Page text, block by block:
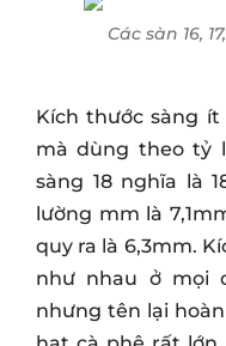
Các sàn 16,
Kích thước sàng
mà dùng theo tỷ
sàng 18 nghĩa là
lường mm là
quy ra là 6,3mm.
như nhau ở mọi
nhưng tên lại